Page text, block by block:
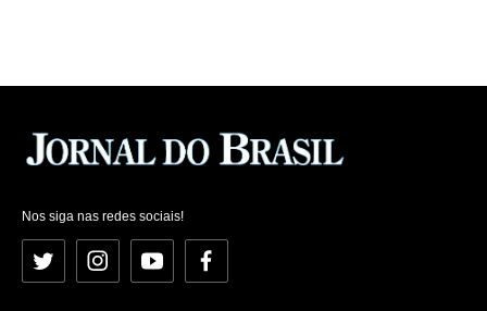
Nos siga nas redes sociais!
Twitter InstagramYouTubeFacebook